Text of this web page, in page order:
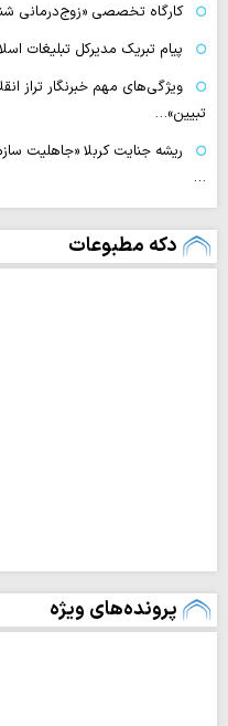
کارگاه تخصصی «زوج‌درمانی
پیام تبریک مدیرکل تبلیغات
ویژگی‌های مهم خبرنگار تراز
تبیین»…
ریشه جنایت کربلا «جاهلیت
…
دکه مطبوعات
پرونده‌های ویژه